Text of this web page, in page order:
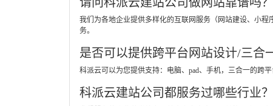
我们为各地企业提供多样化的互联网服务（网站建设、小
务。
是否可以提供跨平台网站设计/三合
科派云可以为您提供支持：电脑、pad、手机，三合一的跨
科派云建站公司都服务过哪些行业？